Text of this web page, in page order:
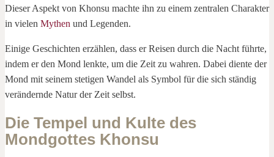
Dieser Aspekt von Khonsu machte ihn zu einem zentralen Charakter
in vielen Mythen und Legenden.
Einige Geschichten erzählen, dass er Reisen durch die Nacht führte,
indem er den Mond lenkte, um die Zeit zu wahren. Dabei diente der
Mond mit seinem stetigen Wandel als Symbol für die sich ständig
verändernde Natur der Zeit selbst.
Die Tempel und Kulte des
Mondgottes Khonsu